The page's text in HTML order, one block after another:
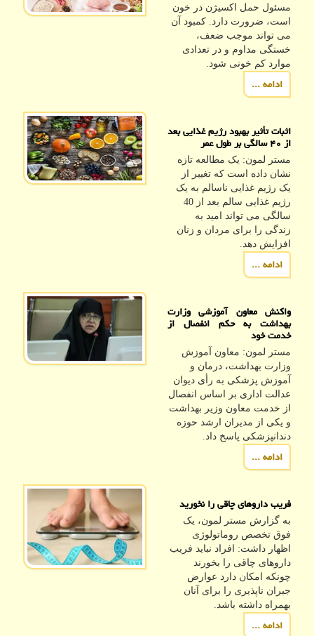
مسئول حمل اکسیژن در خون
است، ضرورت دارد. کمبود آن
می تواند موجب ضعف،
خستگی مداوم و در تعدادی
موارد کم خونی شود.
ادامه ...
اثبات تأثیر بهبود رژیم غذایی بعد
از ۴۰ سالگی بر طول عمر
مستر لمون: یک مطالعه تازه
نشان داده است که تغییر از
یک رژیم غذایی ناسالم به یک
رژیم غذایی سالم بعد از 40
سالگی می تواند امید به
زندگی را برای مردان و زنان
افزایش دهد.
ادامه ...
واکنش معاون آموزشی وزارت
بهداشت به حکم انفصال از
خدمت خود
مستر لمون: معاون آموزش
وزارت بهداشت، درمان و
آموزش پزشکی به رأی دیوان
عدالت اداری بر اساس انفصال
از خدمت معاون وزیر بهداشت
و یکی از مدیران ارشد حوزه
دندانپزشکی پاسخ داد.
ادامه ...
فریب داروهای چاقی را نخورید
به گزارش مستر لمون، یک
فوق تخصص روماتولوژی
اظهار داشت: افراد نباید فریب
داروهای چاقی را بخورند
چونکه امکان دارد عوارض
جبران ناپذیری را برای آنان
بهمراه داشته باشد.
ادامه ...